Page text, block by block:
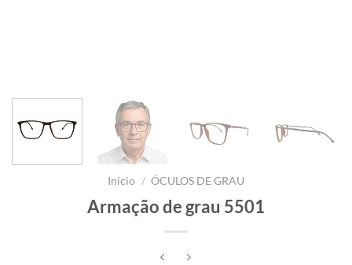
Início / ÓCULOS DE GRAU
Armação de grau 5501